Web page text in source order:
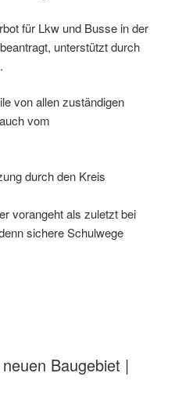
für Lkw und Busse in der
unterstützt durch
von allen zuständigen
vom
durch den Kreis
vorangeht als zuletzt bei
sichere Schulwege
Baugebiet |